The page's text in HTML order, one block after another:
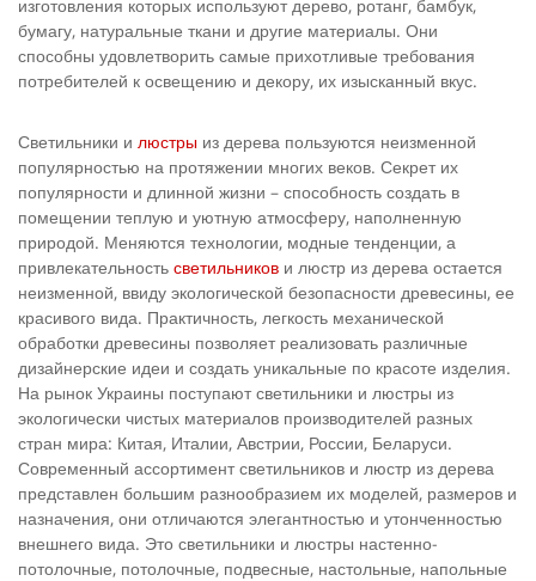
изготовления которых используют дерево, ротанг, бамбук,
бумагу, натуральные ткани и другие материалы. Они
способны удовлетворить самые прихотливые требования
потребителей к освещению и декору, их изысканный вкус.
Светильники и люстры из дерева пользуются неизменной
популярностью на протяжении многих веков. Секрет их
популярности и длинной жизни – способность создать в
помещении теплую и уютную атмосферу, наполненную
природой. Меняются технологии, модные тенденции, а
привлекательность светильников и люстр из дерева остается
неизменной, ввиду экологической безопасности древесины, ее
красивого вида. Практичность, легкость механической
обработки древесины позволяет реализовать различные
дизайнерские идеи и создать уникальные по красоте изделия.
На рынок Украины поступают светильники и люстры из
экологически чистых материалов производителей разных
стран мира: Китая, Италии, Австрии, России, Беларуси.
Современный ассортимент светильников и люстр из дерева
представлен большим разнообразием их моделей, размеров и
назначения, они отличаются элегантностью и утонченностью
внешнего вида. Это светильники и люстры настенно-
потолочные, потолочные, подвесные, настольные, напольные